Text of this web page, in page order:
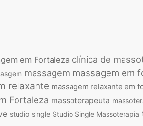
em Fortaleza clínica de
massagem massagem em
relaxante massagem relaxante em
Fortaleza massoterapeuta
studio single Studio Single Massoterapia